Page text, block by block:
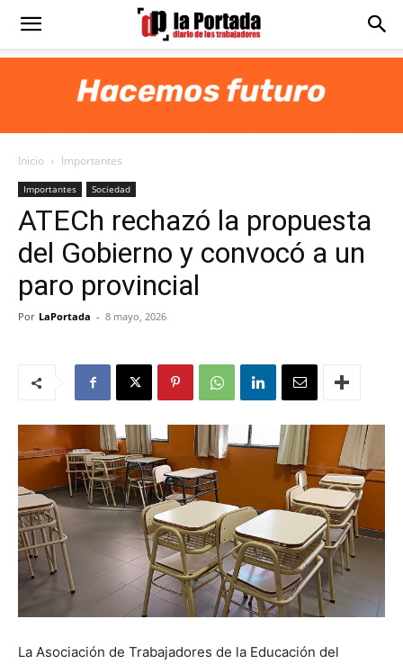
Diario
Portada
Inicio Importantes
Importantes Sociedad
ATECh rechazó la propuesta
del Gobierno y convocó a un
paro provincial
Por LaPortada - 8 mayo, 2026
La Asociación de Trabajadores de la Educación del